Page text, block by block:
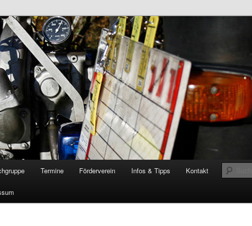
Rodenkirchen
Termine Förderverein Infos & Tipps Kontakt